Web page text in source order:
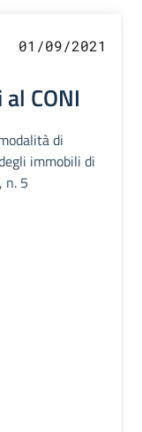
01/09/2021
CONI
di
immobili di
n. 5